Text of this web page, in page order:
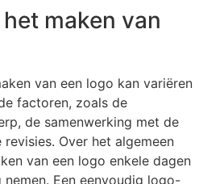
maken van
van een logo kan variëren
factoren, zoals de
de samenwerking met de
Over het algemeen
van een logo enkele dagen
Een eenvoudig logo-